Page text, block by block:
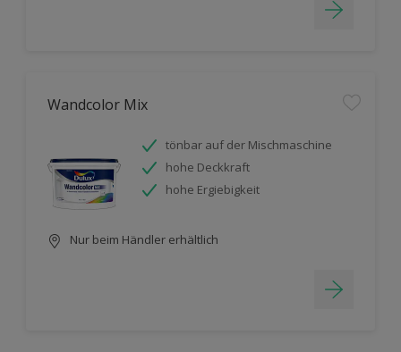
Wandcolor Mix
tönbar auf der Mischmaschine
hohe Deckkraft
hohe Ergiebigkeit
Nur beim Händler erhältlich